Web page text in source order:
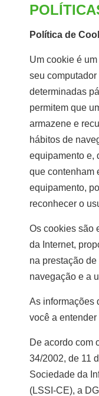
Política de
Um cookie é
seu
determinadas
permitem que
armazene e
hábitos de
equipamento e,
que contenham
equipamento,
reconhecer o
Os cookies são
da Internet,
na prestação
navegação e a
As informações
você a
De acordo com
34/2002, de 11
Sociedade da
(LSSI-CE), a